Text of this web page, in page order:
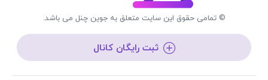
© تمامی حقوق این سایت متعلق به جوین چنل می باشد.
ثبت رایگان کانال